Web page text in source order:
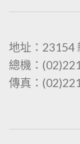
地址：23154
總機：
傳真：